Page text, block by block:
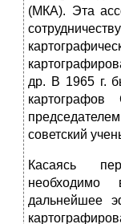
(МКА). Эта
др. В 1965 г.
советский
Касаясь
дальнейшее